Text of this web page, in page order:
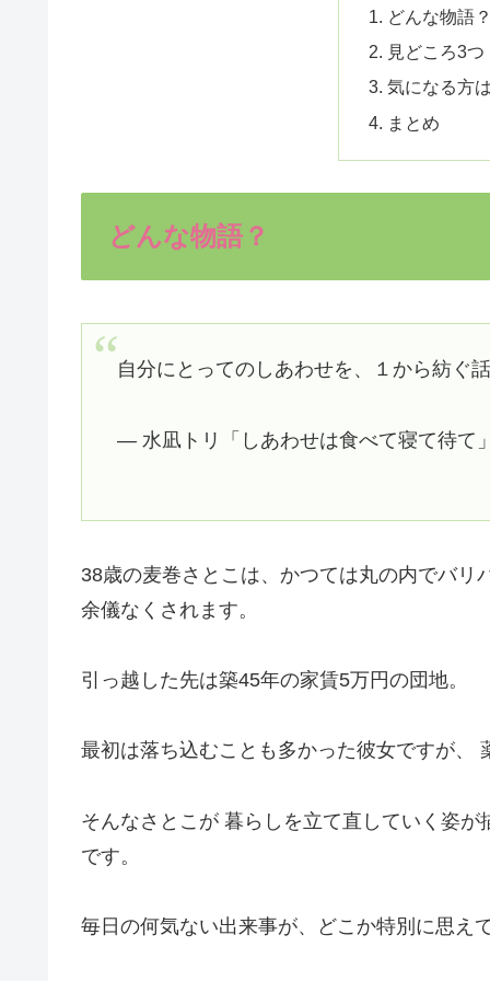
どんな物語
見どころ3つ
気になる方
まとめ
どんな物語？
自分にとってのしあわせを、１から紡ぐ
— 水凪トリ「しあわせは食べて寝て待て
38歳の麦巻さとこは、かつては丸の内でバ
余儀なくされます。
引っ越した先は築45年の家賃5万円の団地。
最初は落ち込むことも多かった彼女ですが、
そんなさとこが 暮らしを立て直していく姿
です。
毎日の何気ない出来事が、どこか特別に思